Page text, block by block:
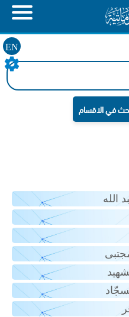
EN
الله